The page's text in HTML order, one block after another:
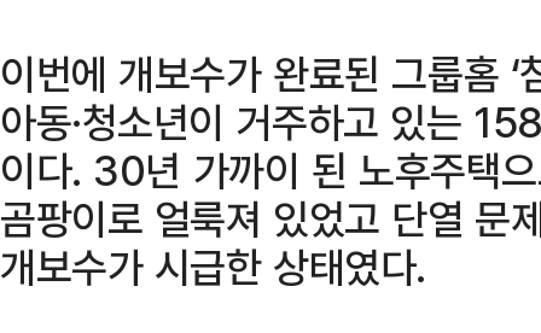
이번에 개보수가 완료된 그룹홈
아동·청소년이 거주하고 있는
이다. 30년 가까이 된 노후주택
곰팡이로 얼룩져 있었고 단열 문
개보수가 시급한 상태였다.